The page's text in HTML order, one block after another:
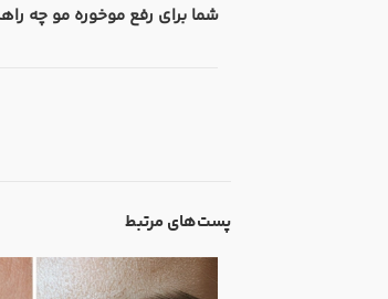
شما برای رفع موخوره‌ مو چه
پست‌های مرتبط